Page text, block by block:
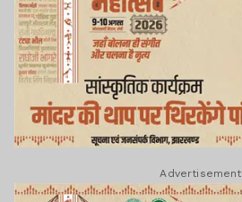
Advertisement